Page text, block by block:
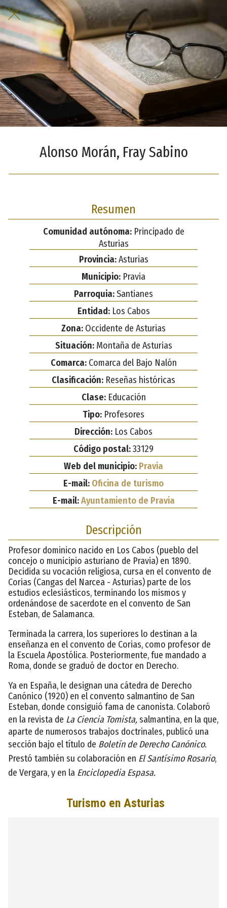
Alonso Morán, Fray Sabino
Resumen
Comunidad autónoma:Principado de
Asturias
Provincia:Asturias
Municipio: Pravia
Parroquia:Santianes
Entidad:Los Cabos
Zona: Occidente de Asturias
Situación:Montaña de Asturias
Comarca:Comarca del Bajo Nalón
Clasificación: Reseñas históricas
Clase:Educación
Tipo: Profesores
Dirección: Los Cabos
Código postal:33129
Web del municipio: Pravia
E-mail: Oficina de turismo
E-mail:Ayuntamiento de Pravia
Descripción
Profesor dominico nacido en Los Cabos (pueblo del
concejo o municipio asturiano de Pravia) en 1890.
Decidida su vocación religiosa, cursa en el convento de
Corias (Cangas del Narcea - Asturias) parte de los
estudios eclesiásticos, terminando los mismos y
ordenándose de sacerdote en el convento de San
Esteban, de Salamanca.
Terminada la carrera, los superiores lo destinan a la
enseñanza en el convento de Corias, como profesor de
la Escuela Apostólica. Posteriormente, fue mandado a
Roma, donde se graduó de doctor en Derecho.
Ya en España, le designan una cátedra de Derecho
Canónico (1920) en el convento salmantino de San
Esteban, donde consiguió fama de canonista. Colaboró
en la revista de La Ciencia Tomista,salmantina, en la que,
aparte de numerosos trabajos doctrinales, publicó una
sección bajo el título de Boletín de Derecho Canónico.
Prestó también su colaboración en El Santísimo Rosario,
de Vergara, y en la Enciclopedia Espasa.